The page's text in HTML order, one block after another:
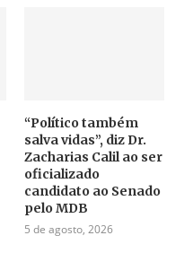
“Político também
salva vidas”, diz Dr.
Zacharias Calil ao ser
oficializado
candidato ao Senado
pelo MDB
5 de agosto, 2026